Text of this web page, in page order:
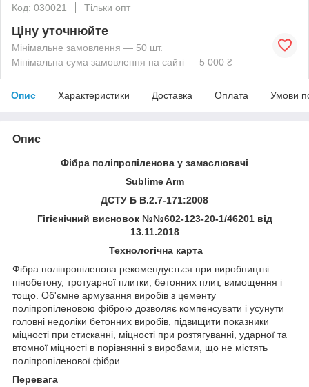
Код: 030021
Тільки опт
Ціну уточнюйте
Мінімальне замовлення — 50 шт.
Мінімальна сума замовлення на сайті — 5 000 ₴
Опис Характеристики Доставка Оплата Умови
Опис
Фібра поліпропіленова у замаслювачі
Sublime Arm
ДСТУ Б В.2.7-171:2008
Гігієнічний висновок №№602-123-20-1/46201 від
13.11.2018
Технологічна карта
Фібра поліпропіленова рекомендується при виробництві
пінобетону, тротуарної плитки, бетонних плит, вимощення і
тощо. Об'ємне армування виробів з цементу
поліпропіленовою фіброю дозволяє компенсувати і усунути
головні недоліки бетонних виробів, підвищити показники
міцності при стисканні, міцності при розтягуванні, ударної та
втомної міцності в порівнянні з виробами, що не містять
поліпропіленової фібри.
Перевага